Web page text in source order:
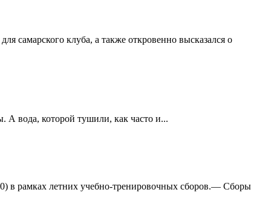
самарского клуба, а также откровенно высказался о
вода, которой тушили, как часто и...
в рамках летних учебно-тренировочных сборов.— Сборы